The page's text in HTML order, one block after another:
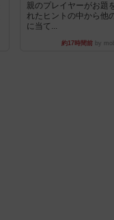
親のプレイヤーがお題
れたヒントの中から他
に当て...
約17時間前by